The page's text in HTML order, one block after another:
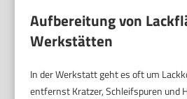
Aufbereitung von
Werkstätten
In der Werkstatt geht es oft um
entfernst Kratzer, Schleifspuren und